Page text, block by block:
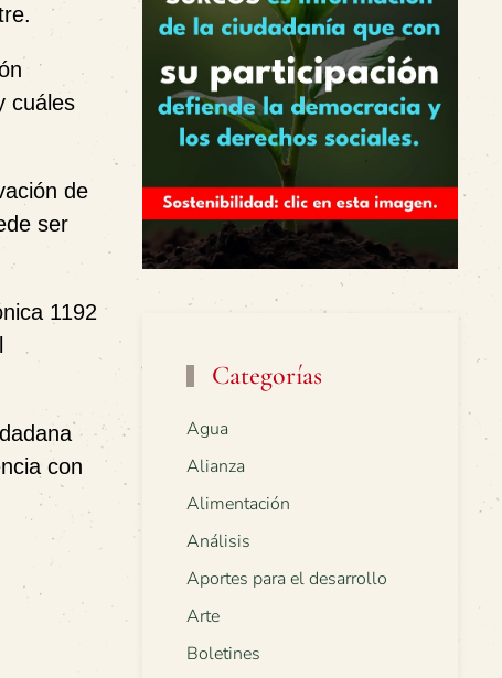
cuáles
de
ser
1192
con
Categorías
Agua
Alianza
Alimentación
Análisis
Aportes para el desarrollo
Arte
Boletines